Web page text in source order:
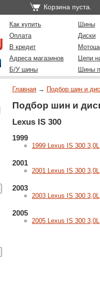
Корзина пуста.
Как купить
Шины
Оплата
Диски
В кредит
Адреса магазинов
Цепи
Б/У шины
Шины
Главная → Подбор шин и
Подбор шин и
Lexus IS 300
1999
1999 Lexus IS 300 3,0L
2001
2001 Lexus IS 300 3,0L
2003
2003 Lexus IS 300 3,0L
2005
2005 Lexus IS 300 3,0L